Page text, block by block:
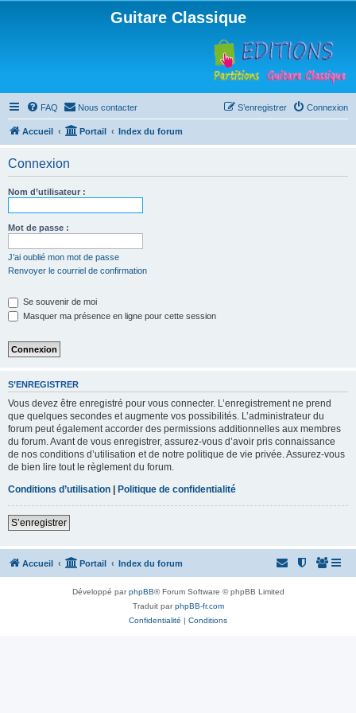
Guitare Classique
FAQ Nous contacter Connexion
S’enregistrer
Accueil Portail Index du forum
Connexion
Nom d’utilisateur :
Mot de passe :
J’ai oublié mon mot de passe
Renvoyer le courriel de confirmation
Se souvenir de moi
Masquer ma présence en ligne pour cette session
S’ENREGISTRER
Vous devez être enregistré pour vous connecter. L’enregistrement ne prend
que quelques secondes et augmente vos possibilités. L’administrateur du
forum peut également accorder des permissions additionnelles aux membres
du forum. Avant de vous enregistrer, assurez-vous d’avoir pris connaissance
de nos conditions d’utilisation et de notre politique de vie privée. Assurez-vous
de bien lire tout le règlement du forum.
Conditions d’utilisation | Politique de confidentialité
S’enregistrer
Accueil Portail Index du forum
Développé parphpBB® Forum Software © phpBB Limited
Traduit parphpBB-fr.com
Confidentialité | Conditions